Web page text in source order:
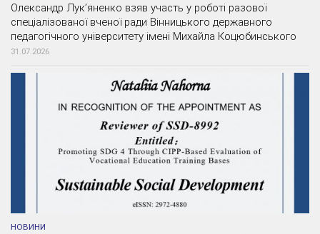
Олександр Лук’яненко взяв участь у роботі разової
спеціалізованої вченої ради Вінницького державного
педагогічного університету імені Михайла Коцюбинського
31.07.2026
НОВИНИ